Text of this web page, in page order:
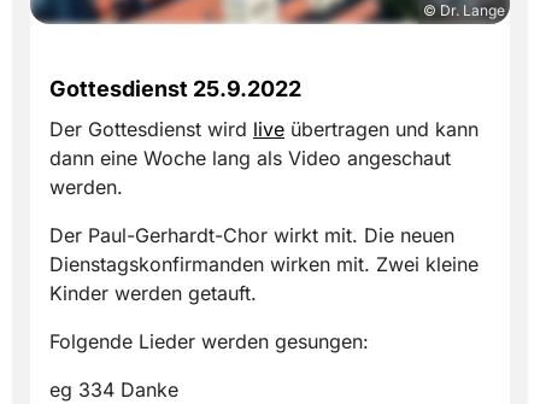
© Dr. Lange
Gottesdienst 25.9.2022
Der Gottesdienst wird live übertragen und kann
dann eine Woche lang als Video angeschaut
werden.
Der Paul-Gerhardt-Chor wirkt mit. Die neuen
Dienstagskonfirmanden wirken mit. Zwei kleine
Kinder werden getauft.
Folgende Lieder werden gesungen:
eg 334 Danke